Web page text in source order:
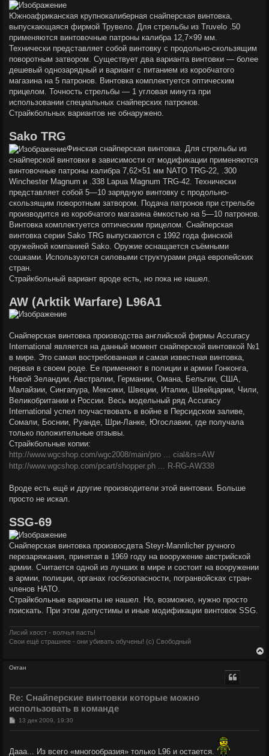
Южноафриканская крупнокалиберная снайперская винтовка,
выпускающаяся фирмой Трувело. Для стрельбы из Truvelo .50
применяются винтовочные патроны калибра 12,7×99 мм.
Технически представляет собой винтовку с продольно-скользящим
поворотным затвором. Существует два варианта винтовки — более
дешевый однозарядный и вариант с питанием из коробчатого
магазина на 5 патронов. Винтовка комплектуется оптическим
прицелом. Точность стрельбы — 1 угловая минута при
использовании специальных снайперских патронов.
Страйкбольных вариантов не обнаружено.
Sako TRG
Финская снайперская винтовка. Для стрельбы из
снайперской винтовки в зависимости от модификации применяются
винтовочные патроны калибра 7,62×51 мм NATO TRG-22, .300
Winchester Magnum и .338 Lapua Magnum TRG-42. Технически
представляет собой 5—10 зарядную винтовку с продольно-
скользящим поворотным затвором. Подача патронов при стрельбе
производится из коробчатого магазина ёмкостью на 5—10 патронов.
Винтовка комплектуется оптическим прицелом. Снайперская
винтовка серии Sako TRG выпускаются с 1992 года финской
оружейной компанией Sako. Оружие оснащается съёмными
сошками. Используются силовыми структурами ряда европейских
стран.
Страйкбольный вариант вроде есть, но пока не нашел.
AW (Arktik Warfare) L96A1
Снайперская винтовка производства английской фирмы Accuracy
International является на данный момент снайперской винтовкой №1
в мире. Это самая востребованная и самая известная винтовка,
первая в своем роде. Ее применяют в полиции и армии Гонконга,
Новой Зеландии, Австралии, Германии, Омана, Бельгии, США,
Малайзии, Сингапура, Мексики, Швеции, Италии, Швейцарии, Чили,
Великобритании и России. Весь модельный ряд Accuracy
International успел поучаствовать в войне в Персидском заливе,
Сомали, Боснии, Руанде, Шри-Ланке, Югославии, где получала
только положительные отзывы.
Страйкбольные копии:
http://www.wgcshop.com/wgc2008/main/pro ... cial&rs=AW
http://www.wgcshop.com/pcart/shopper.ph ... R-RG-AW338
Вроде есть ещё и другие производители этой винтовки. Больше
просто не искал.
SSG-69
Снайперская винтовка произвосдвта Steyr-Mannlicher ручного
перезаряжания, принятая в 1969 году на вооружение австрийской
армии. Считается одной из лучших в мире и состоит на вооружении
в армии, полиции, органах госбезопасности, погранвойсках стран-
членов НАТО.
Страйкбольные варианты не нашел. Но, возможно, нужно просто
поискать. При этом допустимы и иные модификации винтовок SSG.
Лисий хвост - волчья пасть!
Свои ещё страшнее - они убивать обучены! (с) Свободный
Октан
Re: Снайперские винтовки которые можно
использовать в команде
С
щ
13 дек 2009, 19:30
Дааа... Из всего «многообразия» только L96 и остается.